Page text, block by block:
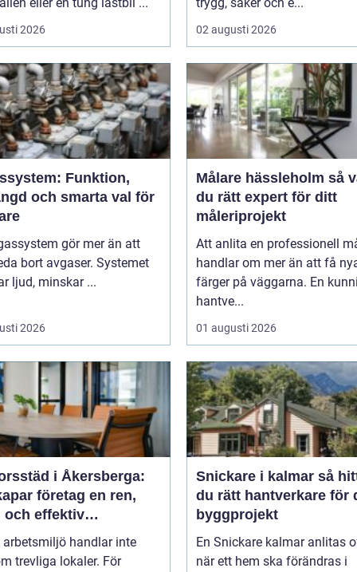
2026 02 augusti 2026
Funktion,
och smarta val för
gör mer än att
bort avgaser. Systemet
ljud, minskar ...
2026
Målare hässleholm så väljer
du rätt expert för ditt
måleriprojekt
Att anlita en professionell
handlar om mer än att få
färger på väggarna. En
hantve...
01 augusti 2026
i Åkersberga:
företag en ren,
och effektiv
arbetsmiljö handlar inte
trevliga lokaler. För
Snickare i kalmar så hittar
du rätt hantverkare för
byggprojekt
En Snickare kalmar anlitas
när ett hem ska förändras i